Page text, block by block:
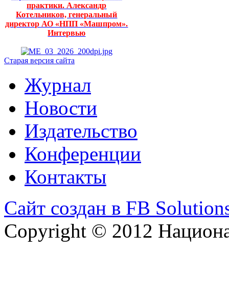
практики. Александр
Котельников, генеральный
директор АО «НПП «Машпром».
Интервью
Старая версия сайта
Журнал
Новости
Издательство
Конференции
Контакты
Сайт создан в FB
Copyright © 2012